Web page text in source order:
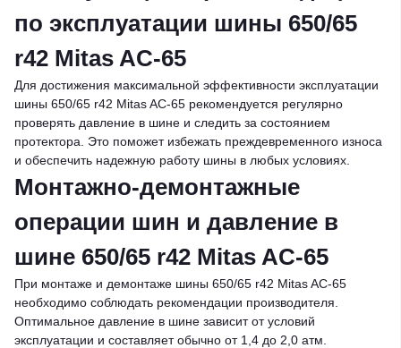
по эксплуатации шины 650/65
r42 Mitas AC-65
Для достижения максимальной эффективности эксплуатации
шины 650/65 r42 Mitas AC-65 рекомендуется регулярно
проверять давление в шине и следить за состоянием
протектора. Это поможет избежать преждевременного износа
и обеспечить надежную работу шины в любых условиях.
Монтажно-демонтажные
операции шин и давление в
шине 650/65 r42 Mitas AC-65
При монтаже и демонтаже шины 650/65 r42 Mitas AC-65
необходимо соблюдать рекомендации производителя.
Оптимальное давление в шине зависит от условий
эксплуатации и составляет обычно от 1,4 до 2,0 атм.